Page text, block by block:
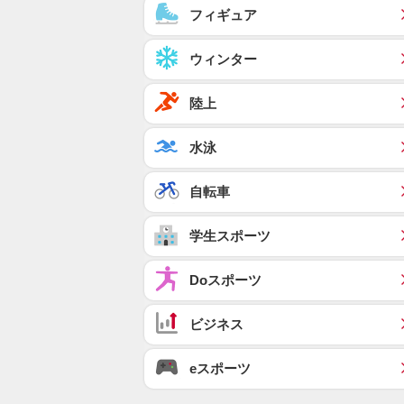
フィギュア
ウィンター
陸上
水泳
自転車
学生スポーツ
Doスポーツ
ビジネス
eスポーツ